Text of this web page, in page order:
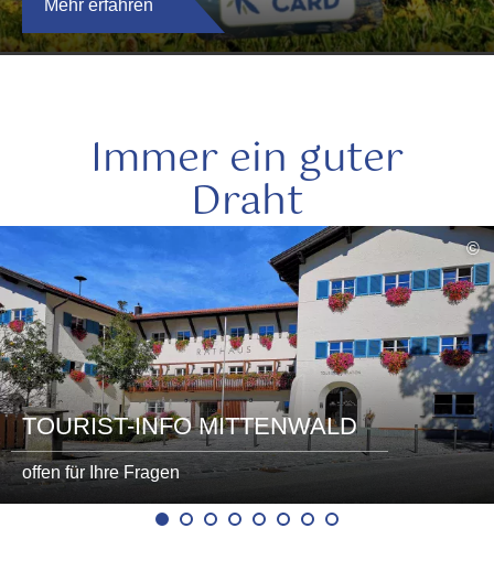
Mehr erfahren
Immer ein guter
Draht
©
TOURIST-INFO MITTENWALD
offen für Ihre Fragen
lesen